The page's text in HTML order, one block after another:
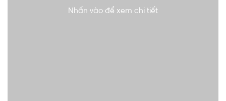
Nhấn vào để xem chi tiết